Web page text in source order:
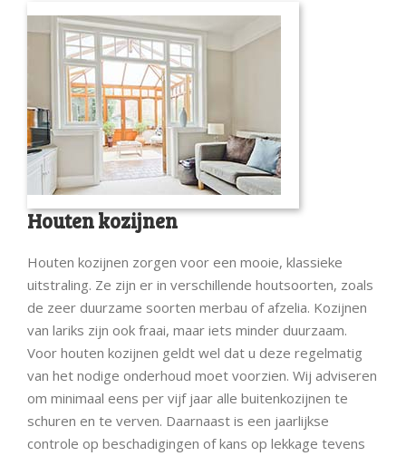
Houten kozijnen
Houten kozijnen zorgen voor een mooie, klassieke
uitstraling. Ze zijn er in verschillende houtsoorten, zoals
de zeer duurzame soorten merbau of afzelia. Kozijnen
van lariks zijn ook fraai, maar iets minder duurzaam.
Voor houten kozijnen geldt wel dat u deze regelmatig
van het nodige onderhoud moet voorzien. Wij adviseren
om minimaal eens per vijf jaar alle buitenkozijnen te
schuren en te verven. Daarnaast is een jaarlijkse
controle op beschadigingen of kans op lekkage tevens